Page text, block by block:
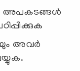
അപകടങ്ങൾ
അവർ